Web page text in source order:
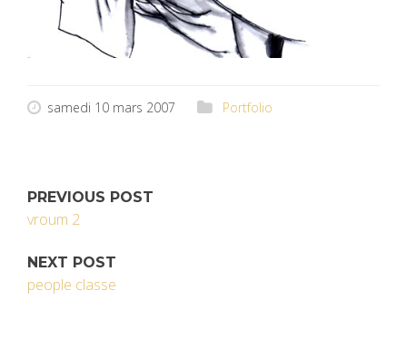
samedi 10 mars 2007 Portfolio
PREVIOUS POST
vroum 2
NEXT POST
people classe